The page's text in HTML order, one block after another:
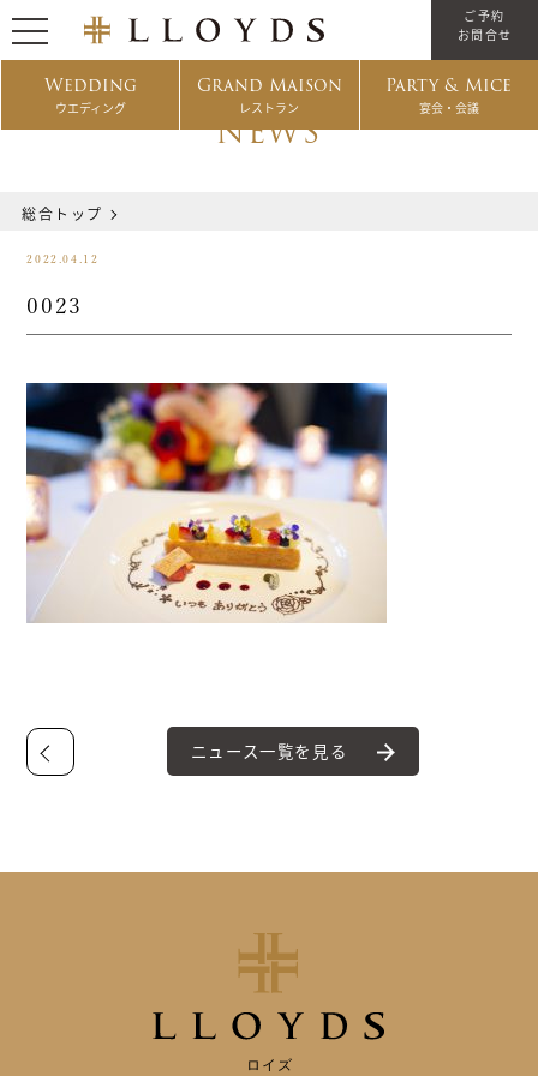
Wedding
ウエディング
Grand Maison
レストラン
Party & Mice
宴会・会議
ご予約
お問合せ
NEWS
総合トップ
2022.04.12
0023
ニュース一覧を見る
ロイズ